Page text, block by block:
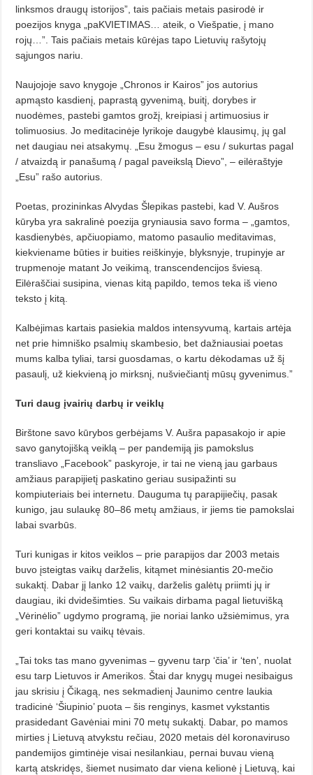
linksmos draugų istorijos”, tais pačiais metais pasirodė ir
poezijos knyga „paKVIETIMAS… ateik, o Viešpa­tie, į mano
rojų…”. Tais pačiais metais kūrėjas tapo Lietuvių rašytojų
sąjungos nariu.
Naujojoje savo knygoje „Chronos ir Kairos” jos autorius
apmąsto kasdie­nį, paprastą gyvenimą, buitį, dorybes ir
nuodėmes, pastebi gamtos grožį, kreipiasi į artimuosius ir
tolimuosius. Jo meditacinėje lyrikoje daugybė klausimų, jų gal
net daugiau nei atsakymų. „Esu žmogus – esu / sukurtas pagal
/ atvaizdą ir panašumą / pagal paveikslą Dievo”, – eilėraštyje
„Esu” rašo auto­rius.
Poetas, prozininkas Alvydas Šlepikas pastebi, kad V. Aušros
kūryba yra sakralinė poezija gryniausia savo forma – „gamtos,
kasdienybės, apčiuopiamo, matomo pasaulio meditavimas,
kiekviename būties ir buities reiškinyje, blyksnyje, trupinyje ar
trupmenoje matant Jo veikimą, transcendencijos šviesą.
Eilėraščiai susipina, vienas kitą papildo, temos teka iš vieno
teksto į kitą.
Kalbėjimas kartais pasiekia maldos intensyvumą, kartais artėja
net prie himniško psalmių skambesio, bet dažniausiai poetas
mums kalba tyliai, tarsi guosdamas, o kartu dėkodamas už šį
pasaulį, už kiekvieną jo mirksnį, nušviečiantį mūsų gyvenimus.”
Turi daug įvairių darbų ir veiklų
Birštone savo kūrybos gerbėjams V. Aušra papasakojo ir apie
savo ganytojišką veiklą – per pandemiją jis pamokslus
transliavo „Facebook” pasky­roje, ir tai ne vieną jau garbaus
amžiaus parapijietį paskatino geriau susipažinti su
kompiuteriais bei internetu. Dauguma tų parapijiečių, pasak
kunigo, jau sulaukę 80–86 metų amžiaus, ir jiems tie pamokslai
labai svarbūs.
Turi kunigas ir kitos veiklos – prie parapijos dar 2003 metais
buvo įsteigtas vaikų darželis, kitąmet minė­siantis 20-mečio
sukaktį. Dabar jį lanko 12 vaikų, darželis galėtų priimti jų ir
daugiau, iki dvidešimties. Su vaikais dirbama pagal lietuvišką
„Vėrinėlio” ugdymo programą, jie noriai lanko užsiėmimus, yra
geri kontaktai su vaikų tėvais.
„Tai toks tas mano gyvenimas – gyvenu tarp ‘čia’ ir ‘ten’, nuolat
esu tarp Lietuvos ir Amerikos. Štai dar knygų mugei nesibaigus
jau skrisiu į Čikagą, nes sekmadienį Jaunimo centre laukia
tradicinė ‘Šiupinio’ puota – šis renginys, kasmet vykstantis
prasidedant Gavėniai mini 70 metų sukaktį. Dabar, po mamos
mirties į Lietuvą atvykstu rečiau, 2020 metais dėl koronaviruso
pandemijos gimtinėje visai nesilankiau, pernai buvau vieną
kartą atskri­dęs, šiemet nusimato dar viena kelionė į Lietuvą, kai